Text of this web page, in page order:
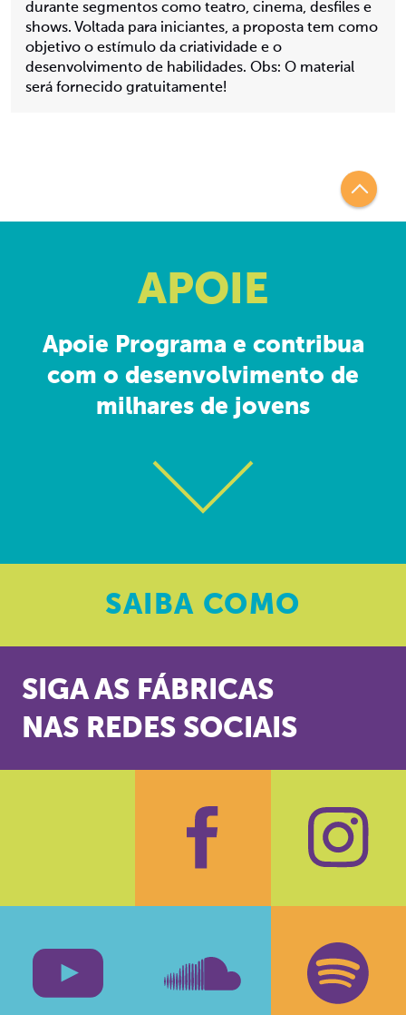
durante segmentos como teatro, cinema, desfiles e
shows. Voltada para iniciantes, a proposta tem como
objetivo o estímulo da criatividade e o
desenvolvimento de habilidades. Obs: O material
será fornecido gratuitamente!
APOIE
Apoie Programa e contribua
com o desenvolvimento de
milhares de jovens
SAIBA COMO
SIGA AS FÁBRICAS
NAS REDES SOCIAIS
Facebook